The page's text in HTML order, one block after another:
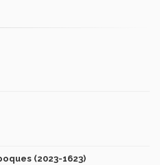
(2023-1623)